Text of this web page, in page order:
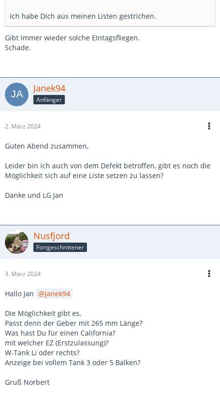
Ich habe Dich aus meinen Listen gestrichen.
Gibt immer wieder solche EIntagsfliegen.
Schade.
Janek94
Anfänger
2. März 2024
Guten Abend zusammen,
Leider bin ich auch von dem Defekt betroffen, gibt es noch die
Möglichkeit sich auf eine Liste setzen zu lassen?
Danke und LG Jan
Nusfjord
Fortgeschrittener
3. März 2024
Hallo Jan Janek94
Die Möglichkeit gibt es.
Passt denn der Geber mit 265 mm Länge?
Was hast Du für einen California?
mit welcher EZ (Erstzulassung)?
W-Tank Li oder rechts?
Anzeige bei vollem Tank 3 oder 5 Balken?
Gruß Norbert